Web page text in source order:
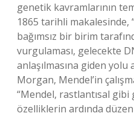
genetik kavramlarının
1865 tarihli
bağımsız bir birim
vurgulaması, gelecekte
anlaşılmasına giden yolu
Morgan, Mendel’in
“Mendel, rastlantısal gibi
özelliklerin ardında